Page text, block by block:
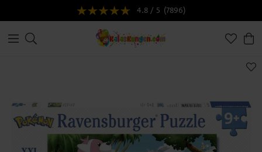
4.8 / 5 (7896)